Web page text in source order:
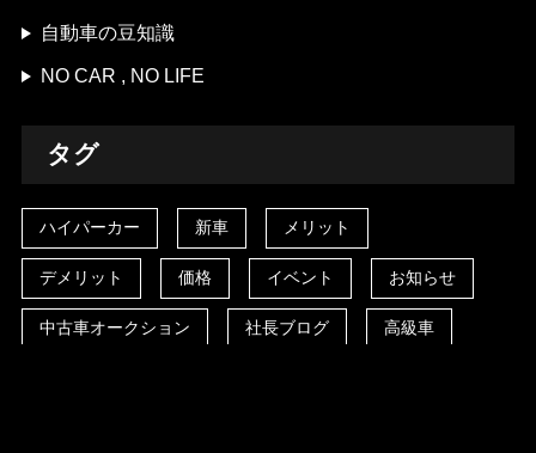
自動車の豆知識
NO CAR , NO LIFE
タグ
ハイパーカー 新車 メリット
デメリット 価格 イベント お知らせ
中古車オークション 社長ブログ 高級車